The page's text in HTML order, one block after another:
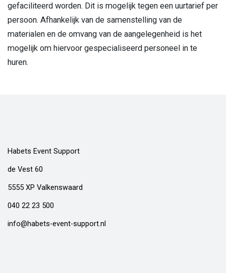
gefaciliteerd worden. Dit is mogelijk tegen een uurtarief per
persoon. Afhankelijk van de samenstelling van de
materialen en de omvang van de aangelegenheid is het
mogelijk om hiervoor gespecialiseerd personeel in te
huren.
Habets Event Support
de Vest 60
5555 XP Valkenswaard
040 22 23 500
info@habets-event-support.nl